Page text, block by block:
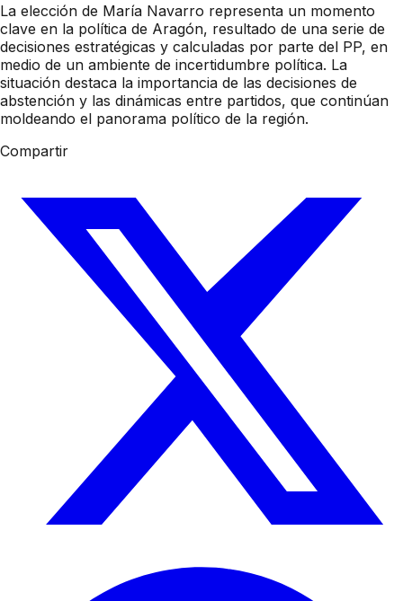
La elección de María Navarro representa un momento
clave en la política de Aragón, resultado de una serie de
decisiones estratégicas y calculadas por parte del PP, en
medio de un ambiente de incertidumbre política. La
situación destaca la importancia de las decisiones de
abstención y las dinámicas entre partidos, que continúan
moldeando el panorama político de la región.
Compartir